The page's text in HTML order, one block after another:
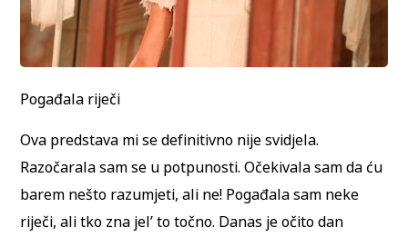
Pogađala riječi
Ova predstava mi se definitivno nije svidjela.
Razočarala sam se u potpunosti. Očekivala sam da ću
barem nešto razumjeti, ali ne! Pogađala sam neke
riječi, ali tko zna jel’ to točno. Danas je očito dan